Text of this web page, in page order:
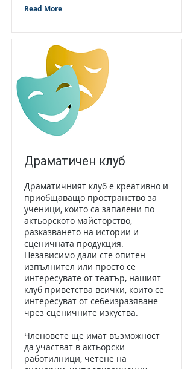
Read More
Драматичен клуб
Драматичният клуб е креативно и
приобщаващо пространство за
ученици, които са запалени по
актьорското майсторство,
разказването на истории и
сценичната продукция.
Независимо дали сте опитен
изпълнител или просто се
интересувате от театър, нашият
клуб приветства всички, които се
интересуват от себеизразяване
чрез сценичните изкуства.
Членовете ще имат възможност
да участват в актьорски
работилници, четене на